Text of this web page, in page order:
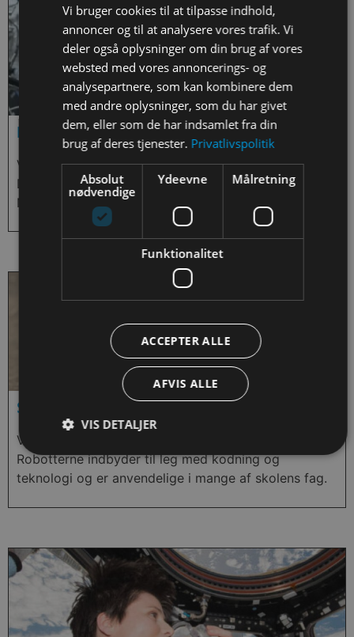
ESERO In-Flight Call 2023
Video af det fælles In-Flight Call for ESERO
Danmark, ESERO Finland, ESERO Sverige og ESERO
Norge.
Sphero robotter
Vejledning i, hvordan man bruger Sphero robotter.
Robotterne indbyder til leg med kodning og
teknologi og er anvendelige i mange af skolens fag.
Vi bruger cookies til at tilpasse indhold,
annoncer og til at analysere vores trafik. Vi
deler også oplysninger om din brug af vores
websted med vores annoncerings- og
analysepartnere, som kan kombinere dem
med andre oplysninger, som du har givet
dem, eller som de har indsamlet fra din
brug af deres tjenester. Privatlivspolitik
Absolut
nødvendige
Ydeevne Målretning
Funktionalitet
ACCEPTER ALLE
AFVIS ALLE
VIS DETALJER